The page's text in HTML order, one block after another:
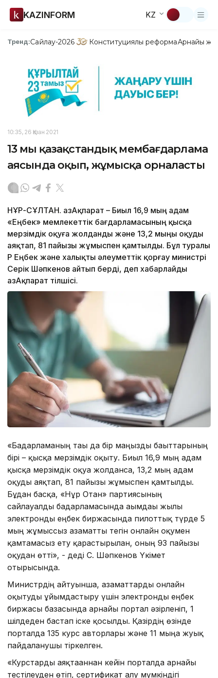
KAZINFORM KZ
Тренд:Сайлау-2026 Конституциялық реформаАрнайы
10:35, 26 Қазан 2021
13 мың қазақстандық мембағдарлама
аясында оқып, жұмысқа орналасты
НҰР-СҰЛТАН. ҚазАқпарат – Биыл 16,9 мың адам
«Еңбек» мемлекеттік бағдарламасының қысқа
мерзімдік оқуға жолданды және 13,2 мыңы оқуды
аяқтап, 81 пайызы жұмыспен қамтылды. Бұл туралы
ҚР Еңбек және халықты әлеуметтік қорғау министрі
Серік Шәпкенов айтып берді, деп хабарлайды
ҚазАқпарат тілшісі.
«Бағдарламаның тағы да бір маңызды бағыттарының
бірі – қысқа мерзімдік оқыту. Биыл 16,9 мың адам
қысқа мерзімдік оқуға жолданса, 13,2 мың адам
оқуды аяқтап, 81 пайызы жұмыспен қамтылды.
Бұдан басқа, «Нұр Отан» партиясының
сайлауалды бағдарламасында ағымдағы жылы
электронды еңбек биржасында пилоттық түрде 5
мың жұмыссыз азаматты тегін онлайн оқумен
қамтамасыз ету қарастырылған, оның 93 пайызы
оқудан өтті», - деді С. Шәпкенов Үкімет
отырысында.
Министрдің айтуынша, азаматтарды онлайн
оқытуды ұйымдастыру үшін электронды еңбек
биржасы базасында арнайы портал әзірленіп, 1
шілдеден бастап іске қосылды. Қазірдің өзінде
порталда 135 курс авторлары және 11 мыңға жуық
пайдаланушы тіркелген.
«Курстарды аяқтағаннан кейін порталда арнайы
тестілеуден өтіп, сертификат алу мүмкіндігі